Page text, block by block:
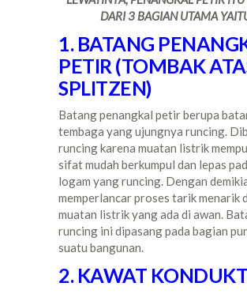
DARI 3 BAGIAN UTAMA
1. BATANG
PETIR (TOMBAK
SPLITZEN)
Batang penangkal petir berupa
tembaga yang ujungnya runcing.
runcing karena muatan listrik
sifat mudah berkumpul dan lepas
logam yang runcing. Dengan
memperlancar proses tarik menarik
muatan listrik yang ada di awan.
runcing ini dipasang pada bagian
suatu bangunan.
2. KAWAT